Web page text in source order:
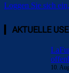
Loggen Sie sich
AKTUELLE
10.